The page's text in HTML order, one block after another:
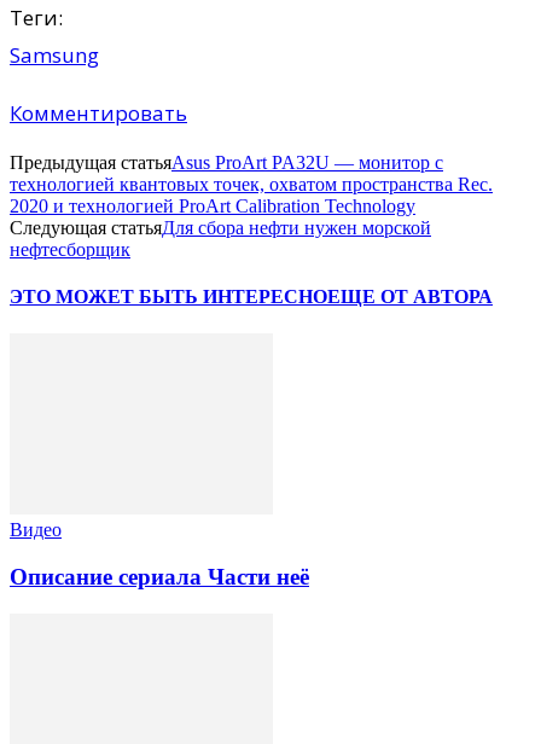
Теги:
Samsung
Комментировать
Предыдущая статьяAsus ProArt PA32U — монитор с
технологией квантовых точек, охватом пространства Rec.
2020 и технологией ProArt Calibration Technology
Следующая статьяДля сбора нефти нужен морской
нефтесборщик
ЭТО МОЖЕТ БЫТЬ ИНТЕРЕСНОЕЩЕ ОТ АВТОРА
Видео
Описание сериала Части неё